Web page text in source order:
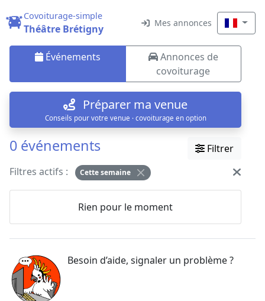
Covoiturage-simple
Théâtre Brétigny Mes annonces
Événements
Annonces de
covoiturage
Préparer ma venue
Conseils pour votre venue · covoiturage en option
0 événements
Filtrer
Filtres actifs :
Cette semaine
Rien pour le moment
Besoin d’aide, signaler un problème ?